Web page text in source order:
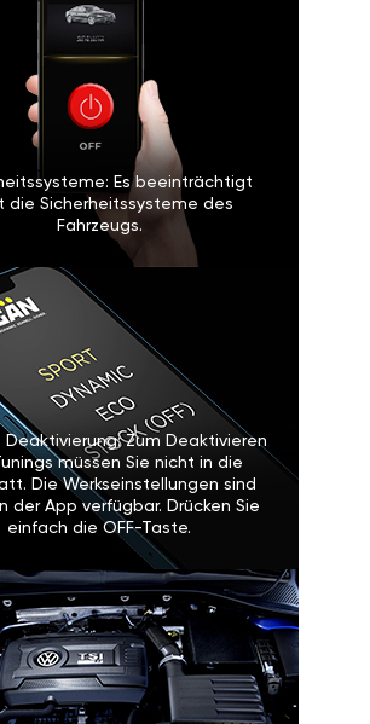
Es beeinträchtigt
die Sicherheitssysteme des
Fahrzeugs.
Deaktivierung: Zum Deaktivieren
müssen Sie nicht in die
Die Werkseinstellungen sind
der App verfügbar. Drücken Sie
einfach die OFF-Taste.